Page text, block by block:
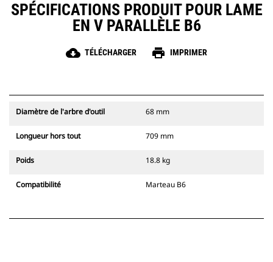
SPÉCIFICATIONS PRODUIT POUR LAME
EN V PARALLÈLE B6
cloud_download TÉLÉCHARGER print IMPRIMER
Diamètre de l'arbre d'outil 68 mm
Longueur hors tout 709 mm
Poids 18.8 kg
Compatibilité Marteau B6